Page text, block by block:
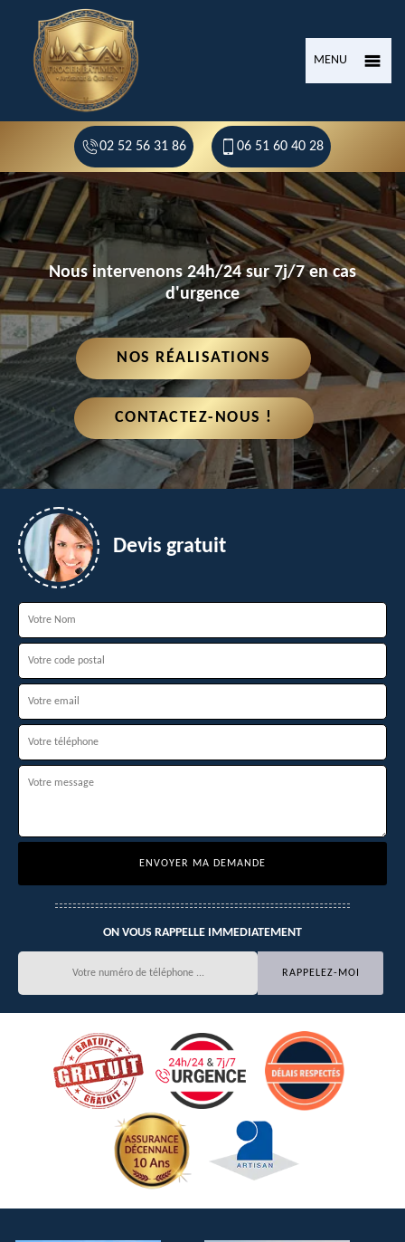
MENU
02 52 56 31 86 06 51 60 40 28
Nous intervenons 24h/24 sur 7j/7 en cas
d'urgence
NOS RÉALISATIONS
CONTACTEZ-NOUS !
Devis gratuit
ON VOUS RAPPELLE IMMEDIATEMENT